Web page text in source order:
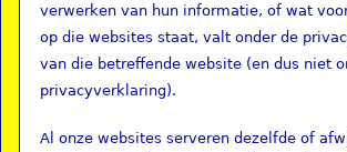
verwerken van hun informatie, of wat
op die websites staat, valt onder de
van die betreffende website (en dus niet
privacyverklaring).
Al onze websites serveren dezelfde of